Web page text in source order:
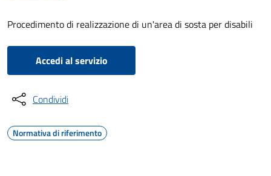
Procedimento di realizzazione di un'area di sosta per disabili
Accedi al servizio
Condividi
Normativa di riferimento